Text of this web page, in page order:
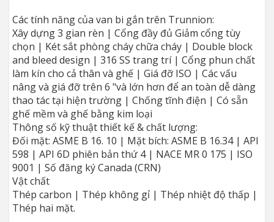
Các tính năng của van bi gắn trên Trunnion:
Xây dựng 3 gian rèn | Cổng đầy đủ Giảm cổng tùy
chọn | Két sắt phòng cháy chữa cháy | Double block
and bleed design | 316 SS trang trí | Cổng phun chất
làm kín cho cả thân và ghế | Giá đỡ ISO | Các vấu
nâng và giá đỡ trên 6 "và lớn hơn để an toàn dễ dàng
thao tác tại hiện trường | Chống tĩnh điện | Có sẵn
ghế mềm và ghế bằng kim loại
Thông số kỹ thuật thiết kế & chất lượng:
Đối mặt: ASME B 16. 10 | Mặt bích: ASME B 16.34 | API
598 | API 6D phiên bản thứ 4 | NACE MR 0 175 | ISO
9001 | Số đăng ký Canada (CRN)
Vật chất
Thép carbon | Thép không gỉ | Thép nhiệt độ thấp |
Thép hai mặt.